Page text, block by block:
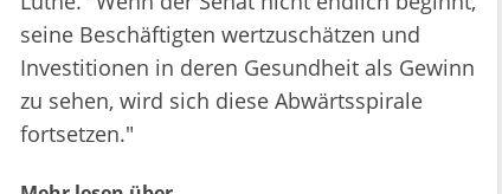
seine Beschäftigten wertzuschätzen und
Investitionen in deren Gesundheit als Gewinn
zu sehen, wird sich diese Abwärtsspirale
fortsetzen."